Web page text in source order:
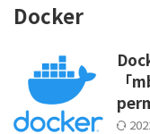
Docker
「